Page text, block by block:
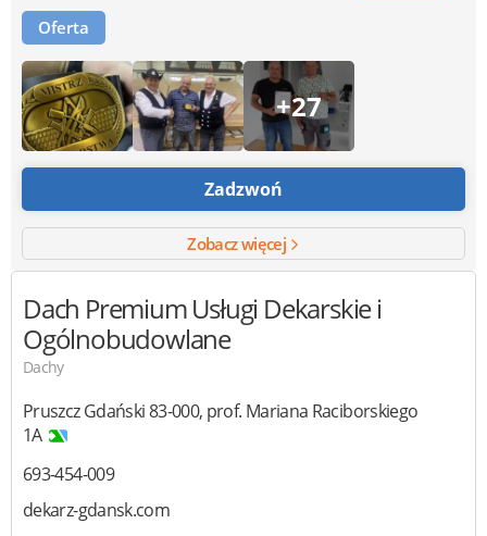
Oferta
+27
Zadzwoń
Zobacz więcej
Dach PremiumUsługi Dekarskie i
Ogólnobudowlane
Dachy
Pruszcz Gdański83-000, prof. Mariana Raciborskiego
1A
693-454-009
dekarz-gdansk.com